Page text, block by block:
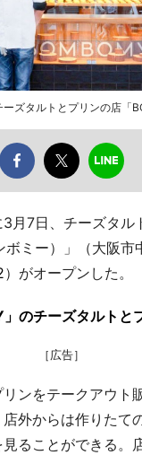
ズタルトとプリンの店「
月7日、チーズタル
ボミー）」（大阪市
）がオープンした。
」のチーズタルトと
［広告］
ンをテークアウト
外からは作りたて
ることができる。